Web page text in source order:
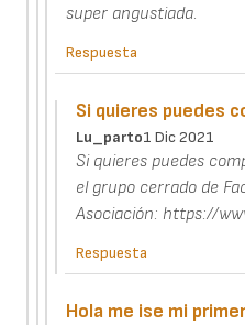
super angustiada.
Respuesta
Si quieres puedes
Lu_parto1 Dic 2021
Si quieres puedes
el grupo cerrado de
Asociación: https://
Respuesta
Hola me ise mi primer